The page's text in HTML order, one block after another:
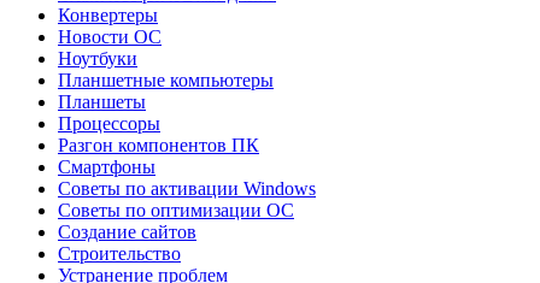
Конвертеры
Новости ОС
Ноутбуки
Планшетные компьютеры
Планшеты
Процессоры
Разгон компонентов ПК
Смартфоны
Советы по активации Windows
Советы по оптимизации ОС
Создание сайтов
Строительство
Устранение проблем